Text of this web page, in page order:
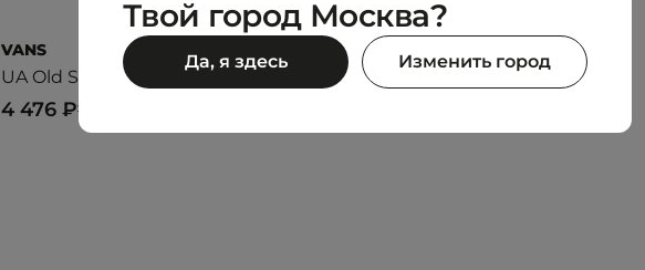
VANS
UA Old Skool Overt Plus CC
11 190 ₽
4 476 ₽
ASICS
JAPAN S
Твой город Москва?
Да, я здесь Изменить город